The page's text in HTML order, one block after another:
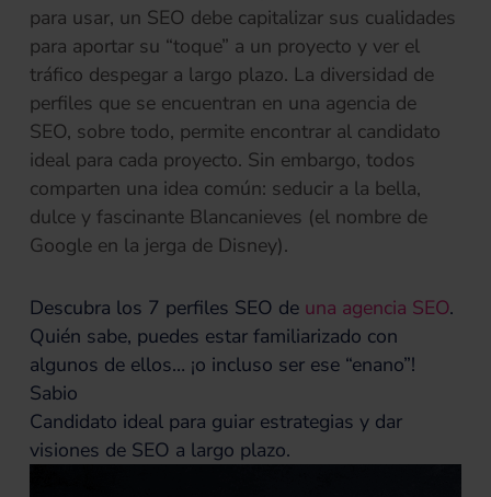
para usar, un SEO debe capitalizar sus cualidades
para aportar su “toque” a un proyecto y ver el
tráfico despegar a largo plazo. La diversidad de
perfiles que se encuentran en una agencia de
SEO, sobre todo, permite encontrar al candidato
ideal para cada proyecto. Sin embargo, todos
comparten una idea común: seducir a la bella,
dulce y fascinante Blancanieves (el nombre de
Google en la jerga de Disney).
Descubra los 7 perfiles SEO de una agencia SEO.
Quién sabe, puedes estar familiarizado con
algunos de ellos… ¡o incluso ser ese “enano”!
Sabio
Candidato ideal para guiar estrategias y dar
visiones de SEO a largo plazo.